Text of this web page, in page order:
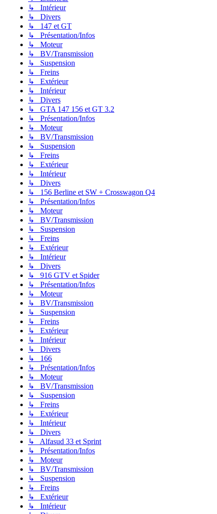
↳ Intérieur
↳ Divers
↳ 147 et GT
↳ Présentation/Infos
↳ Moteur
↳ BV/Transmission
↳ Suspension
↳ Freins
↳ Extérieur
↳ Intérieur
↳ Divers
↳ GTA 147 156 et GT 3.2
↳ Présentation/Infos
↳ Moteur
↳ BV/Transmission
↳ Suspension
↳ Freins
↳ Extérieur
↳ Intérieur
↳ Divers
↳ 156 Berline et SW + Crosswagon Q4
↳ Présentation/Infos
↳ Moteur
↳ BV/Transmission
↳ Suspension
↳ Freins
↳ Extérieur
↳ Intérieur
↳ Divers
↳ 916 GTV et Spider
↳ Présentation/Infos
↳ Moteur
↳ BV/Transmission
↳ Suspension
↳ Freins
↳ Extérieur
↳ Intérieur
↳ Divers
↳ 166
↳ Présentation/Infos
↳ Moteur
↳ BV/Transmission
↳ Suspension
↳ Freins
↳ Extérieur
↳ Intérieur
↳ Divers
↳ Alfasud 33 et Sprint
↳ Présentation/Infos
↳ Moteur
↳ BV/Transmission
↳ Suspension
↳ Freins
↳ Extérieur
↳ Intérieur